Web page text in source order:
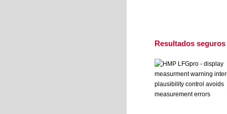
Resultados seguros